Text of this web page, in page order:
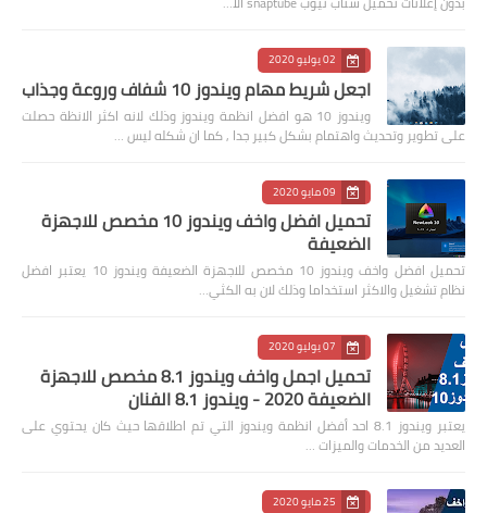
02 يوليو 2020
اجعل شريط مهام ويندوز 10 شفاف وروعة وجذاب
ويندوز 10 هو افضل انظمة ويندوز وذلك لانه اكثر الانظة حصلت
على تطوير وتحديث واهتمام بشكل كبير جدا , كما ان شكله ليس …
09 مايو 2020
تحميل افضل واخف ويندوز 10 مخصص للاجهزة
الضعيفة
تحميل افضل واخف ويندوز 10 مخصص للاجهزة الضعيفة ويندوز 10 يعتبر افضل
نظام تشغيل والاكثر استخداما وذلك لان به الكثي…
07 يوليو 2020
تحميل اجمل واخف ويندوز 8.1 مخصص للاجهزة
الضعيفة 2020 - ويندوز 8.1 الفنان
يعتبر ويندوز 8.1 احد أفضل انظمة ويندوز التي تم اطلاقها حيث كان يحتوي على
العديد من الخدمات والميزات …
25 مايو 2020